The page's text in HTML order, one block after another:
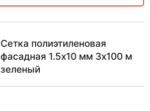
Сетка полиэтиленовая
фасадная 1.5х10 мм 3х100 м
зеленый